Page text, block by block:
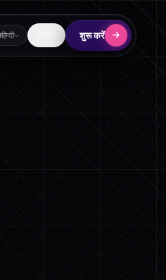
हिन्दी शुरू करें